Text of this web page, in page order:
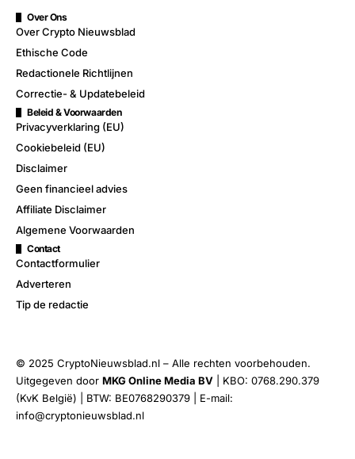
Over Ons
Over Crypto Nieuwsblad
Ethische Code
Redactionele Richtlijnen
Correctie- & Updatebeleid
Beleid & Voorwaarden
Privacyverklaring (EU)
Cookiebeleid (EU)
Disclaimer
Geen financieel advies
Affiliate Disclaimer
Algemene Voorwaarden
Contact
Contactformulier
Adverteren
Tip de redactie
© 2025 CryptoNieuwsblad.nl – Alle rechten voorbehouden.
Uitgegeven door MKG Online Media BV | KBO: 0768.290.379
(KvK België) | BTW: BE0768290379 | E-mail:
info@cryptonieuwsblad.nl